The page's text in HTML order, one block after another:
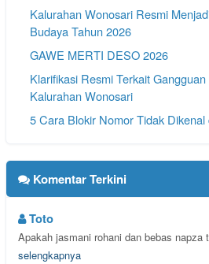
Kalurahan Wonosari Resmi
Budaya Tahun 2026
GAWE MERTI DESO 2026
Klarifikasi Resmi Terkait
Kalurahan Wonosari
5 Cara Blokir Nomor Tidak
Komentar Terkini
Toto
Apakah jasmani rohani dan bebas napza
selengkapnya